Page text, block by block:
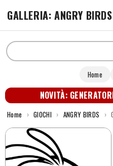
GALLERIA: ANGRY BIRDS
Home
NOVITÀ:
Home › GIOCHI › ANGRY BIRDS ›